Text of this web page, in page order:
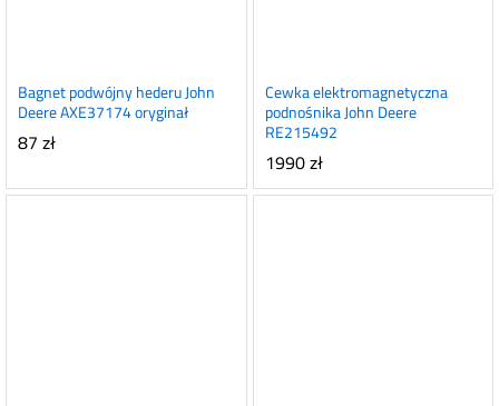
Bagnet podwójny hederu John
Deere AXE37174 oryginał
87zł
Cewka elektromagnetyczna
podnośnika John Deere
RE215492
1990zł